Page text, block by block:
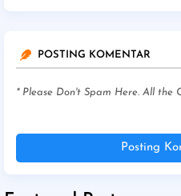
POSTING KOMENTAR
* Please Don't Spam Here. All the
Posting